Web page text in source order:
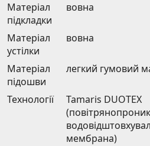
Матеріал
підкладки
вовна
Матеріал
устілки
вовна
Матеріал
підошви
легкий гумовий
Технології
Tamaris DUOTEX
мембрана)